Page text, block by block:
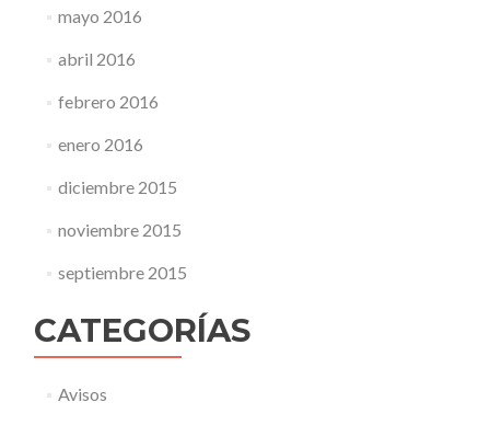
mayo 2016
abril 2016
febrero 2016
enero 2016
diciembre 2015
noviembre 2015
septiembre 2015
CATEGORÍAS
Avisos